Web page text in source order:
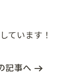
ています！
記事へ